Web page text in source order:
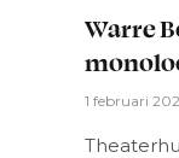
Warre
1 februari